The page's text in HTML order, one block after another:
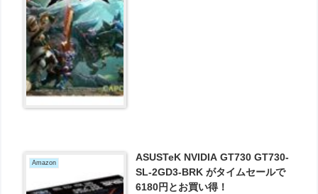
Amazon
ASUSTeK NVIDIA GT730 GT730-
SL-2GD3-BRK がタイムセールで
6180円とお買い得！